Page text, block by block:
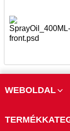
WEBOLDAL